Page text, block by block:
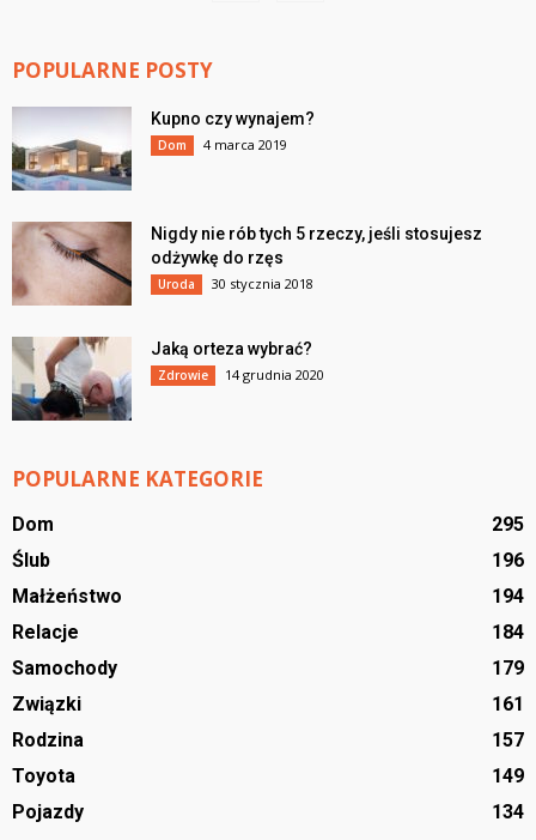
POPULARNE POSTY
Kupno czy wynajem?
Dom 4 marca 2019
Nigdy nie rób tych 5 rzeczy, jeśli stosujesz
odżywkę do rzęs
Uroda 30 stycznia 2018
Jaką orteza wybrać?
Zdrowie 14 grudnia 2020
POPULARNE KATEGORIE
Dom
295
Ślub
196
Małżeństwo
194
Relacje
184
Samochody
179
Związki
161
Rodzina
157
Toyota
149
Pojazdy
134